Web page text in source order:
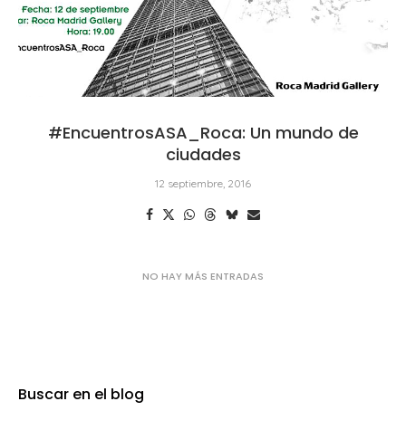
#EncuentrosASA_Roca: Un mundo de
ciudades
12 septiembre, 2016